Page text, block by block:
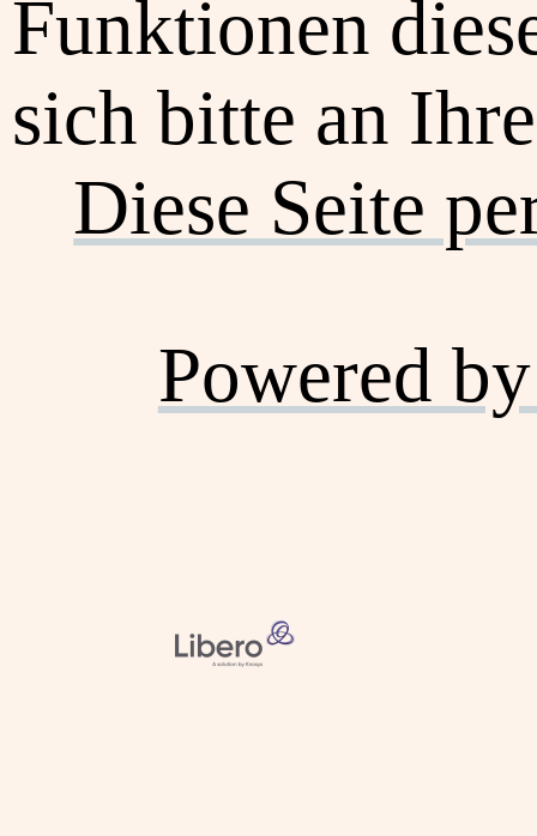
Funktionen
sich bitte an
Diese Seite
Powered